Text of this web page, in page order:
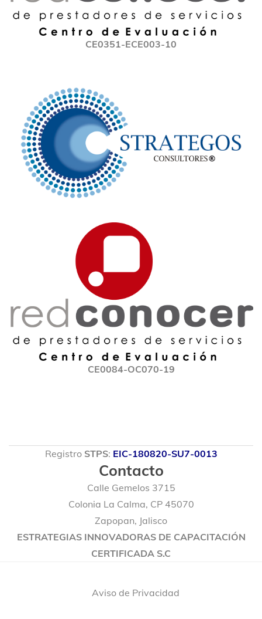
CE0351-ECE003-10
CE0084-OC070-19
Registro STPS: EIC-180820-SU7-0013
Contacto
Calle Gemelos 3715
Colonia La Calma, CP 45070
Zapopan, Jalisco
ESTRATEGIAS INNOVADORAS DE CAPACITACIÓN
CERTIFICADA S.C
Aviso de Privacidad